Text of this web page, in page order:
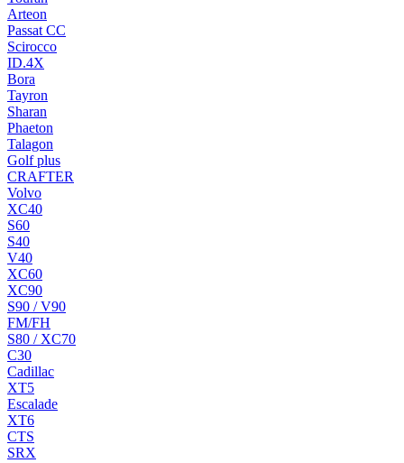
Arteon
Passat CC
Scirocco
ID.4X
Bora
Tayron
Sharan
Phaeton
Talagon
Golf plus
CRAFTER
Volvo
XC40
S60
S40
V40
XC60
XC90
S90 / V90
FM/FH
S80 / XC70
C30
Cadillac
XT5
Escalade
XT6
CTS
SRX